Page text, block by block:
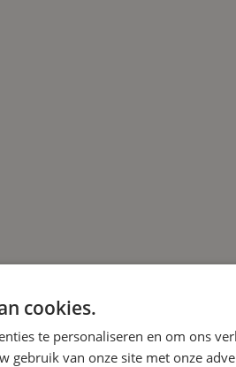
cookies.
te personaliseren en om ons
gebruik van onze site met onze